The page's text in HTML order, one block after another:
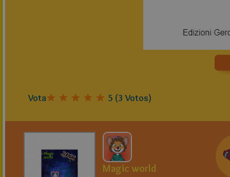
Vota 5 (3 Votos)
Magic world